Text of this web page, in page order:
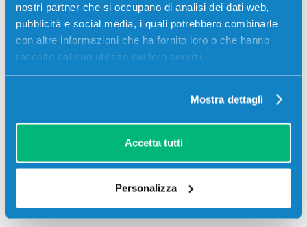
nostri partner che si occupano di analisi dei dati web,
pubblicità e social media, i quali potrebbero combinarle
con altre informazioni che ha fornito loro o che hanno
raccolto dal suo utilizzo dei loro servizi.
Mostra dettagli
Accetta tutti
Personalizza
Fusore Ricoh 400569 RK113 TYPE3800C originale
NERO 100000 pagine per Stampanti: Ricoh AFICIO
Recensioni